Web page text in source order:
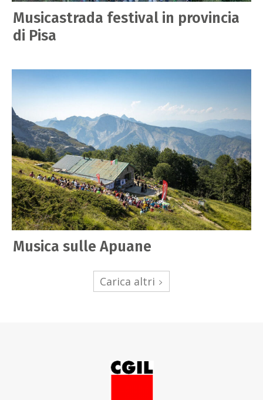
Musicastrada festival in provincia
di Pisa
Musica sulle Apuane
Carica altri